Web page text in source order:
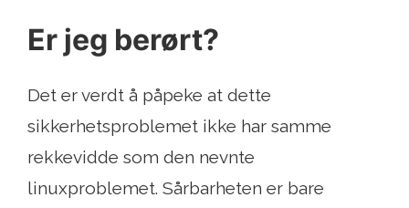
Er jeg berørt?
Det er verdt å påpeke at dette
sikkerhetsproblemet ikke har samme
rekkevidde som den nevnte
linuxproblemet. Sårbarheten er bare